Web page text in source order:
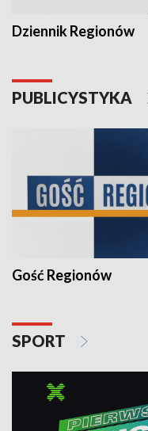
Dziennik Regionów
PUBLICYSTYKA
Gość Regionów
SPORT